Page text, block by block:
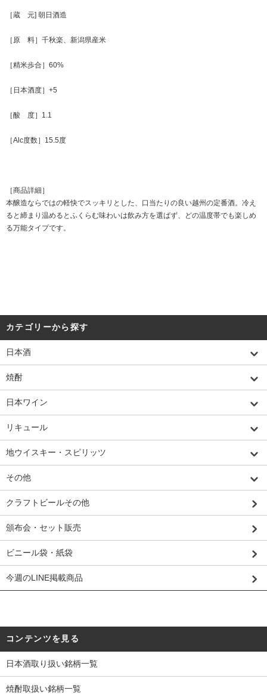
［蔵 元] 朝日酒造
［原 料］千秋楽、新潟県産米
［精米歩合］60%
［日本酒度］+5
［酸 度］1.1
［Alc度数］15.5度
［商品詳細］
本醸造ならではの軽快でスッキリとした、口当たりの良い越州の定番酒。冷え
ると締まり温めるとふくらむ味わいは飲み方を選ばず、どの温度帯でも楽しめ
る万能タイプです。
カテゴリーから探す
日本酒
焼酎
日本ワイン
リキュール
地ウイスキー・スピリッツ
その他
クラフトビールその他
頒布会・セット販売
ビニール袋・紙袋
今週のLINE掲載商品
コンテンツを見る
日本酒取り扱い銘柄一覧
焼酎取扱い銘柄一覧